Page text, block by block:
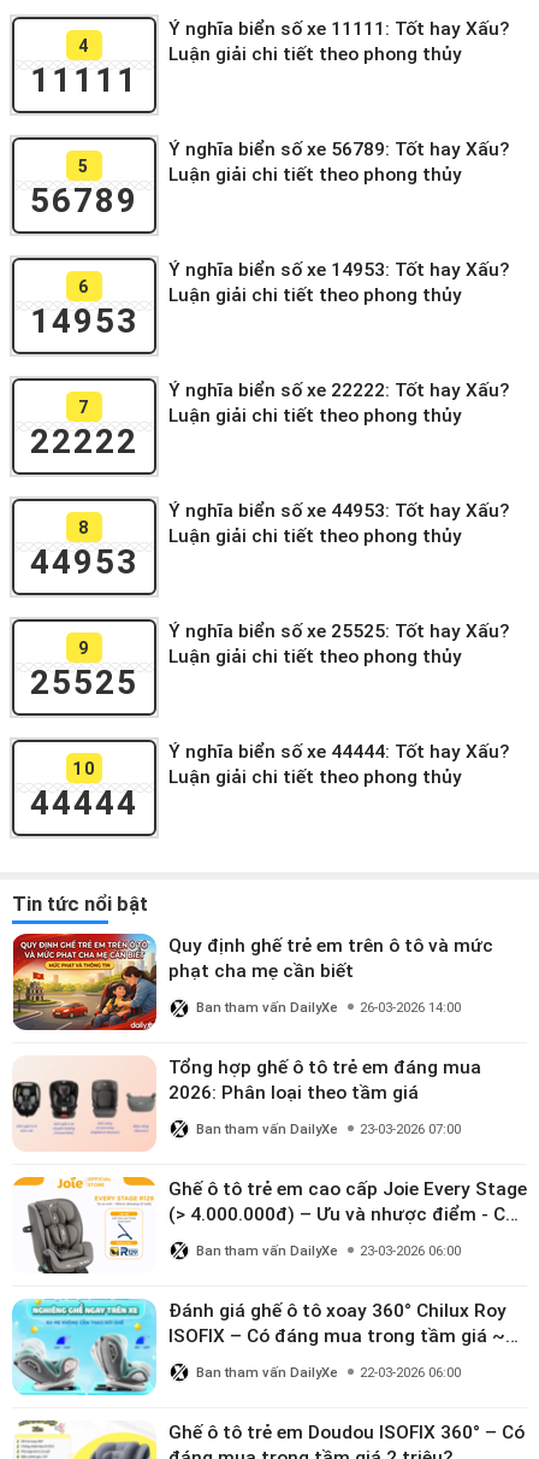
4
11111
Ý nghĩa biển số xe 11111: Tốt hay Xấu?
Luận giải chi tiết theo phong thủy
5
56789
Ý nghĩa biển số xe 56789: Tốt hay Xấu?
Luận giải chi tiết theo phong thủy
6
14953
Ý nghĩa biển số xe 14953: Tốt hay Xấu?
Luận giải chi tiết theo phong thủy
7
22222
Ý nghĩa biển số xe 22222: Tốt hay Xấu?
Luận giải chi tiết theo phong thủy
8
44953
Ý nghĩa biển số xe 44953: Tốt hay Xấu?
Luận giải chi tiết theo phong thủy
9
25525
Ý nghĩa biển số xe 25525: Tốt hay Xấu?
Luận giải chi tiết theo phong thủy
10
44444
Ý nghĩa biển số xe 44444: Tốt hay Xấu?
Luận giải chi tiết theo phong thủy
Tin tức nổi bật
Quy định ghế trẻ em trên ô tô và mức
phạt cha mẹ cần biết
Ban tham vấn DailyXe 26-03-2026 14:00
Tổng hợp ghế ô tô trẻ em đáng mua
2026: Phân loại theo tầm giá
Ban tham vấn DailyXe 23-03-2026 07:00
Ghế ô tô trẻ em cao cấp Joie Every Stage
(> 4.000.000đ) – Ưu và nhược điểm - Có
đáng đầu tư cho bé từ 0–12 tuổi?
Ban tham vấn DailyXe 23-03-2026 06:00
Đánh giá ghế ô tô xoay 360° Chilux Roy
ISOFIX – Có đáng mua trong tầm giá ~3
triệu
Ban tham vấn DailyXe 22-03-2026 06:00
Ghế ô tô trẻ em Doudou ISOFIX 360° – Có